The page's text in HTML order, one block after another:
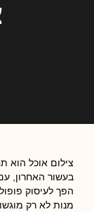
צילום אוכל הוא
בעשור האחרון,
הפך לעיסוק
מנות לא רק